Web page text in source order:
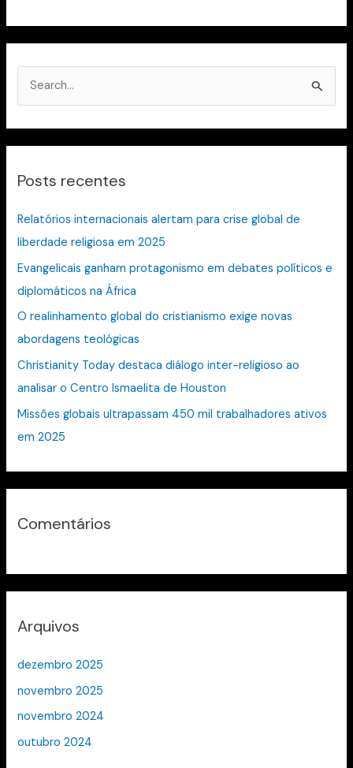
u
s
a
r
p
o
r
:
Posts recentes
Relatórios internacionais alertam para crise global de
liberdade religiosa em 2025
Evangelicais ganham protagonismo em debates políticos e
diplomáticos na África
O realinhamento global do cristianismo exige novas
abordagens teológicas
Christianity Today destaca diálogo inter-religioso ao
analisar o Centro Ismaelita de Houston
Missões globais ultrapassam 450 mil trabalhadores ativos
em 2025
Comentários
Arquivos
dezembro 2025
novembro 2025
novembro 2024
outubro 2024